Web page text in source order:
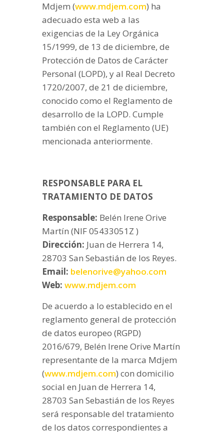
Mdjem (www.mdjem.com) ha
adecuado esta web a las
exigencias de la Ley Orgánica
15/1999, de 13 de diciembre, de
Protección de Datos de Carácter
Personal (LOPD), y al Real Decreto
1720/2007, de 21 de diciembre,
conocido como el Reglamento de
desarrollo de la LOPD. Cumple
también con el Reglamento (UE)
mencionada anteriormente.
RESPONSABLE PARA EL
TRATAMIENTO DE DATOS
Responsable: Belén Irene Orive
Martín (NIF 05433051Z )
Dirección: Juan de Herrera 14,
28703 San Sebastián de los Reyes.
Email: belenorive@yahoo.com
Web: www.mdjem.com
De acuerdo a lo establecido en el
reglamento general de protección
de datos europeo (RGPD)
2016/679, Belén Irene Orive Martín
representante de la marca Mdjem
(www.mdjem.com) con domicilio
social en Juan de Herrera 14,
28703 San Sebastián de los Reyes
será responsable del tratamiento
de los datos correspondientes a